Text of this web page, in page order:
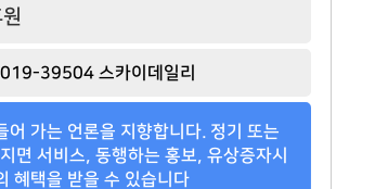
39504 스카이데일리
어 가는 언론을 지향합니다. 정기 또는
면 서비스, 동행하는 홍보, 유상증자시
혜택을 받을 수 있습니다